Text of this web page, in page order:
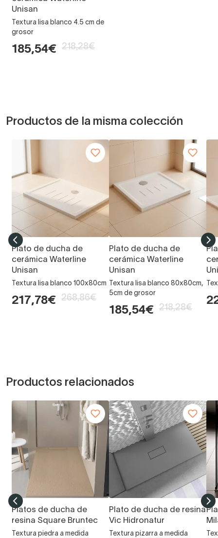
Unisan
Textura lisa blanco 4.5 cm de
grosor
185,54€ 218,28€
Productos de la misma colección
Plato de ducha de
cerámica Waterline
Unisan
Textura lisa blanco 100x80cm
217,78€ 268,86€
Plato de ducha de
cerámica Waterline
Unisan
Textura lisa blanco 80x80cm,
5cm de grosor
185,54€ 218,28€
Productos relacionados
Platos de ducha de
resina Square Bruntec
Textura piedra a medida
Plato de ducha de resina
Vic Hidronatur
Textura pizarra a medida